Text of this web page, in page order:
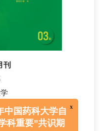
刊
年中国药科大学自
学科重要”共识期